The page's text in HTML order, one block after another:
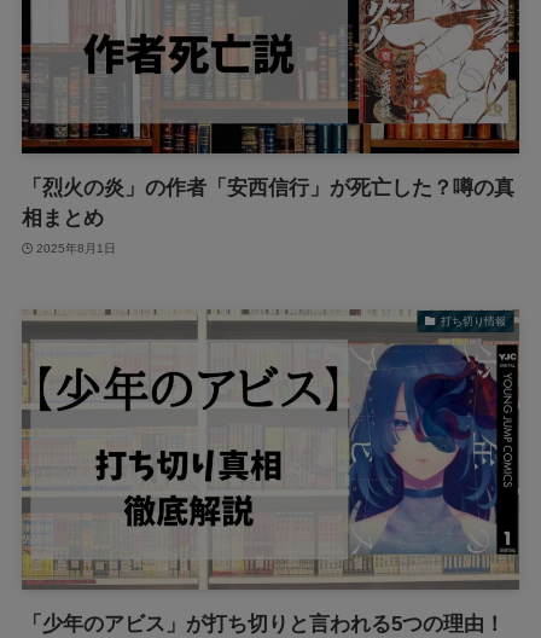
「烈火の炎」の作者「安西信行」が死亡した？噂の真
相まとめ
2025年8月1日
打ち切り情報
「少年のアビス」が打ち切りと言われる5つの理由！